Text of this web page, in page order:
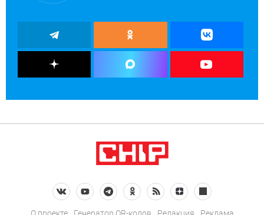
О проекте Генератор QR-кодов Редакция Реклама